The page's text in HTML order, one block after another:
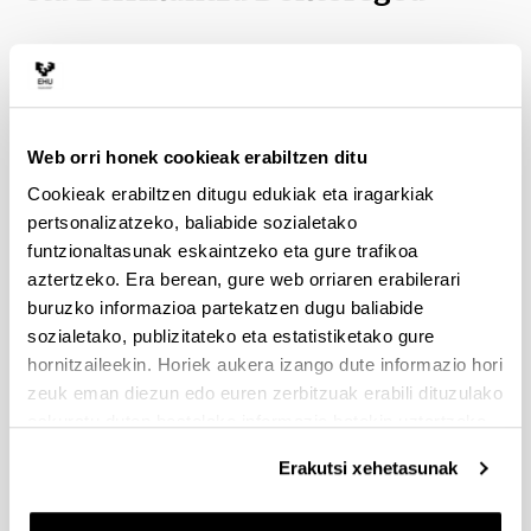
Web orri honek cookieak erabiltzen ditu
Cookieak erabiltzen ditugu edukiak eta iragarkiak
pertsonalizatzeko, baliabide sozialetako
funtzionaltasunak eskaintzeko eta gure trafikoa
aztertzeko. Era berean, gure web orriaren erabilerari
buruzko informazioa partekatzen dugu baliabide
sozialetako, publizitateko eta estatistiketako gure
hornitzaileekin. Horiek aukera izango dute informazio hori
zeuk eman diezun edo euren zerbitzuak erabili dituzulako
Erakutsi xehetasunak
Enpresa zuzendaritza, Ezagutza eta Berrikuntzako
doktorego programaren helburua da ikasleei
prestakuntza ematea ikerketa egiteko enpresa
zuzendaritzan, erakundeei buruzko ezagutzan eta
enpresaren berrikuntzaren kudeaketan.
programa bakarra da UPV/EHUn. Hona hemen